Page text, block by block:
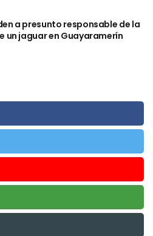
a presunto responsable de la
un jaguar en Guayaramerín